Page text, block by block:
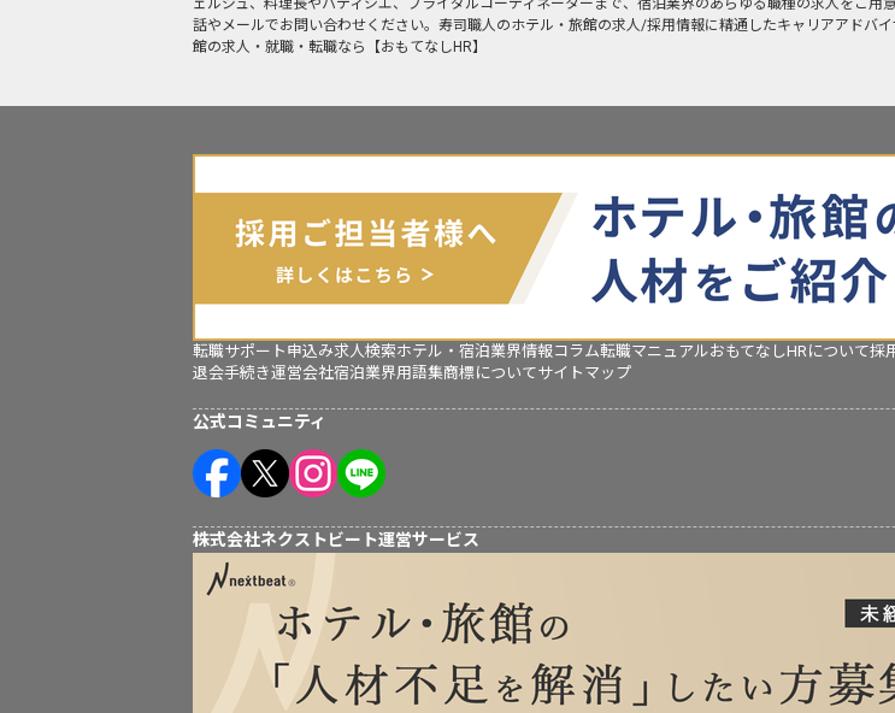
ェルジュ、料理長やパティシエ、ブライダルコーディネーターまで、宿泊業界のあらゆる職種の求人をご
話やメールでお問い合わせください。寿司職人のホテル・旅館の求人/採用情報に精通したキャリアアドバ
館の求人・就職・転職なら【おもてなしHR】
転職サポート申込み求人検索ホテル・宿泊業界情報コラム転職マニュアルおもてなしHRについて採
退会手続き運営会社宿泊業界用語集商標についてサイトマップ
公式コミュニティ
株式会社ネクストビート運営サービス